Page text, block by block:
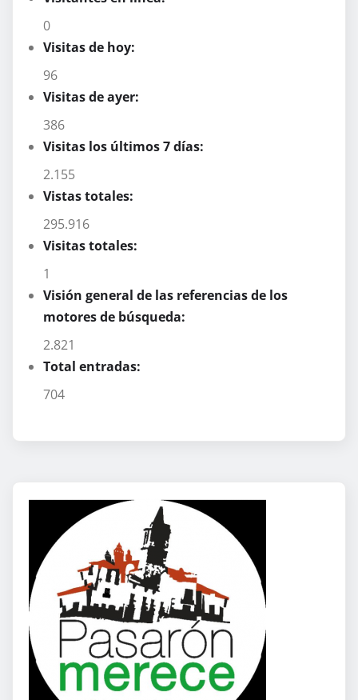
0
Visitas de hoy:
96
Visitas de ayer:
386
Visitas los últimos 7 días:
2.155
Vistas totales:
295.916
Visitas totales:
1
Visión general de las referencias de los
motores de búsqueda:
2.821
Total entradas:
704